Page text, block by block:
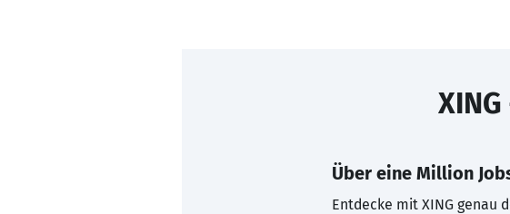
Über eine Million
Entdecke mit XING genau